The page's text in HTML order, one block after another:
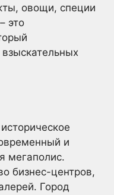
овощи, специи
это
и
мегаполис.
бизнес-центров,
Город